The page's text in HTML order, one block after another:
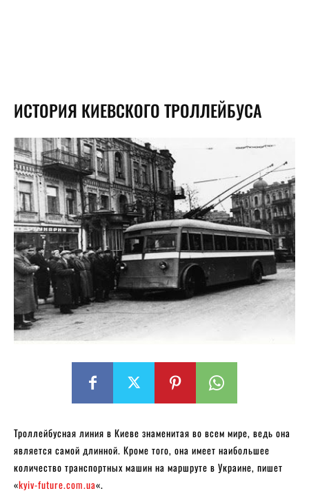
ИСТОРИЯ КИЕВСКОГО ТРОЛЛЕЙБУСА
Троллейбусная линия в Киеве знаменитая во всем мире, ведь она
является самой длинной. Кроме того, она имеет наибольшее
количество транспортных машин на маршруте в Украине, пишет
«kyiv-future.com.ua«.